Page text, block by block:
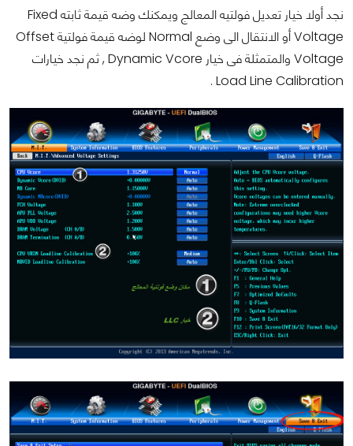
نجد أولا خيار تعديل فولتيه المعالج ويمكنك وضه قيمة ثابته Fixed
Voltage أو الانتقال الى وضع Normal لوضه قيمة فولتية Offset
Voltage والمتمثلة فى خيار Dynamic Vcore , ثم نجد خيارات
Load Line Calibration .